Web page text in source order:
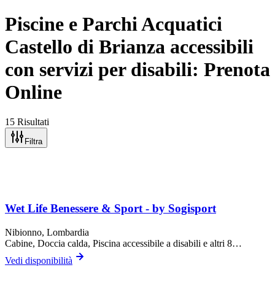
Piscine e Parchi Acquatici
Castello di Brianza accessibili
con servizi per disabili: Prenota
Online
15 Risultati
Filtra
Wet Life Benessere & Sport - by Sogisport
Nibionno, Lombardia
Cabine, Doccia calda, Piscina accessibile a disabili e altri 8…
Vedi disponibilità